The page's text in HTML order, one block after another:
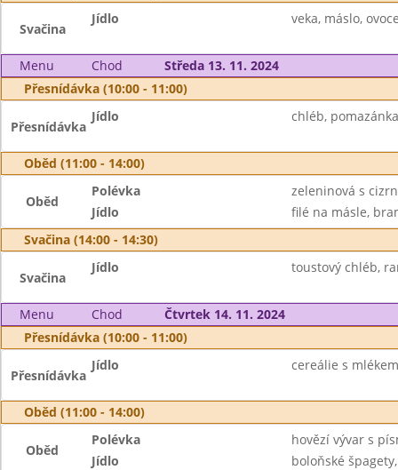
Svačina
Jídlo veka, máslo,
Menu Chod
Středa 13. 11. 2024
Přesnídávka (10:00 - 11:00)
Přesnídávka
Jídlo chléb,
Oběd (11:00 - 14:00)
Oběd
Polévka
zeleninová s
Jídlo
filé na másle,
Svačina (14:00 - 14:30)
Svačina
Jídlo toustový chléb,
Menu Chod
Čtvrtek 14. 11. 2024
Přesnídávka (10:00 - 11:00)
Přesnídávka
Jídlo cereálie s
Oběd (11:00 - 14:00)
Oběd
Polévka
hovězí vývar s
Jídlo
boloňské